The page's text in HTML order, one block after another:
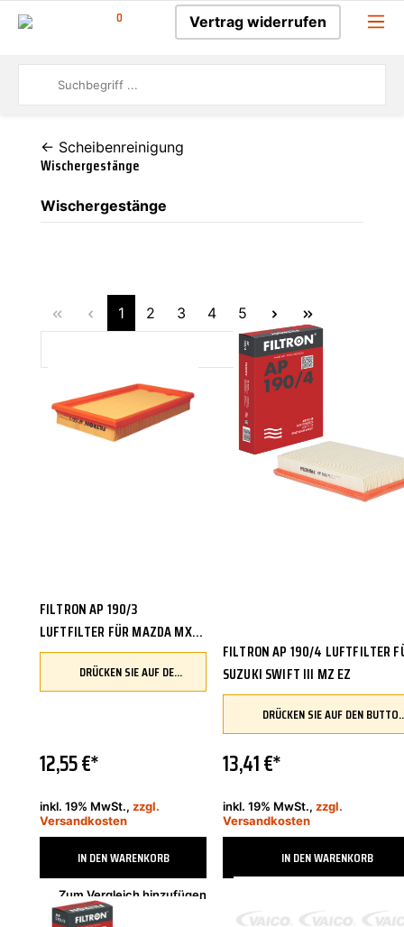
0 Vertrag widerrufen
← Scheibenreinigung
Wischergestänge
Wischergestänge
1 2 3 4 5
FILTRON
FILTRON AP 190/3
LUFTFILTER FÜR MAZDA MX-5
I NA 323 F IV BG SUBARU
JUSTY III
DRÜCKEN SIE AUF DEN BUTTON, UM IHR FAHRZEUG ZU ÜBERPRÜFEN UND SICHERZUSTELLEN, DASS DIESES TEIL KOMPATIBEL IST, BEVOR SIE ES BESTELLEN
12,55 €*
inkl. 19% MwSt., zzgl.
Versandkosten
IN DEN WARENKORB
Zum Vergleich hinzufügen
FILTRON AP 190/4 LUFTFILTER
SUZUKI SWIFT III MZ EZ
DRÜCKEN SIE AUF DEN BUTTON, UM IHR FAHRZEUG ZU
13,41 €*
inkl. 19% MwSt., zzgl.
Versandkosten
IN DEN WARENKORB